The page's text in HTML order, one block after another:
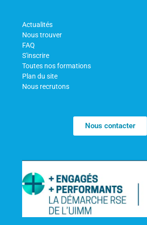
Actualités
Nous trouver
FAQ
S'inscrire
Toutes nos formations
Plan du site
Nous recrutons
Nous contacter